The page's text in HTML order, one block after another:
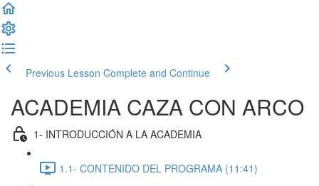
Previous Lesson Complete and Continue
ACADEMIA CAZA CON ARCO
1- INTRODUCCIÓN A LA ACADEMIA
1.1- CONTENIDO DEL PROGRAMA (11:41)